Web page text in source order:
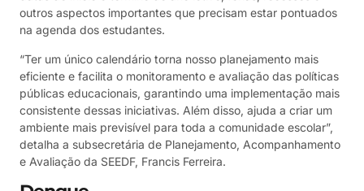
outros aspectos importantes que precisam estar pontuados
na agenda dos estudantes.
“Ter um único calendário torna nosso planejamento mais
eficiente e facilita o monitoramento e avaliação das políticas
públicas educacionais, garantindo uma implementação mais
consistente dessas iniciativas. Além disso, ajuda a criar um
ambiente mais previsível para toda a comunidade escolar”,
detalha a subsecretária de Planejamento, Acompanhamento
e Avaliação da SEEDF, Francis Ferreira.